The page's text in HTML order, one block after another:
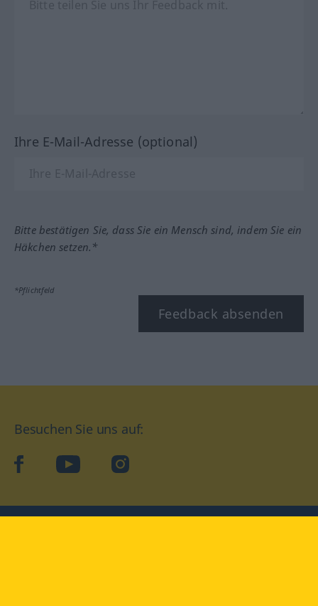
Ihre E-Mail-Adresse (optional)
Bitte bestätigen Sie, dass Sie ein Mensch sind, indem Sie ein
Häkchen setzen.*
*Pflichtfeld
Feedback absenden
Besuchen Sie uns auf:
facebook YouTube Instagram